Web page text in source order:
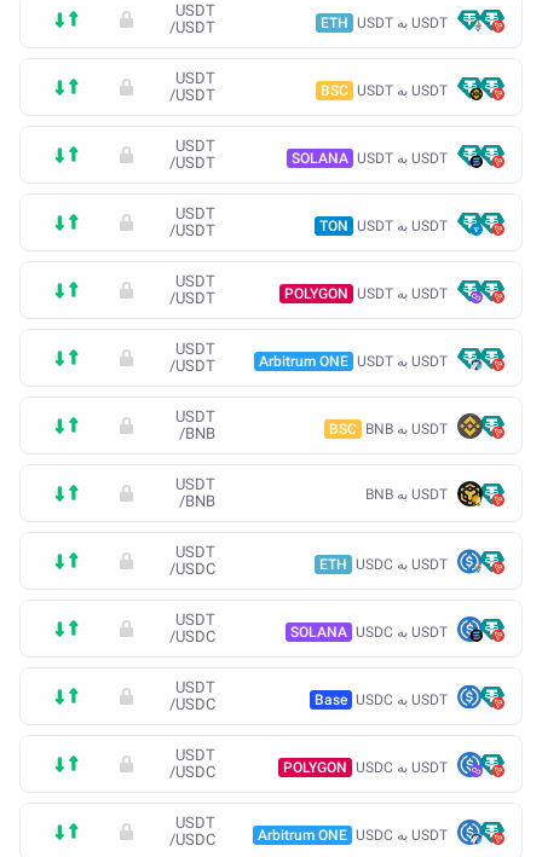
USDT به USDT ETH
USDT
/USDT
USDT به USDT BSC
USDT
/USDT
USDT به USDT SOLANA
USDT
/USDT
USDT به USDT TON
USDT
/USDT
USDT به USDT POLYGON
USDT
/USDT
USDT به USDT Arbitrum ONE
USDT
/USDT
USDT به BNB BSC
USDT
/BNB
USDT به BNB
USDT
/BNB
USDT به USDC ETH
USDT
/USDC
USDT به USDC SOLANA
USDT
/USDC
USDT به USDC Base
USDT
/USDC
USDT به USDC POLYGON
USDT
/USDC
USDT به USDC Arbitrum ONE
USDT
/USDC